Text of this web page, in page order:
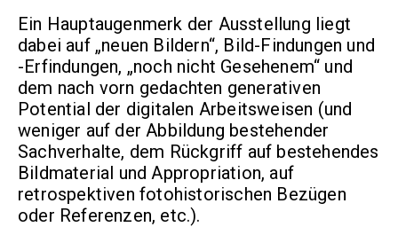
Ein Hauptaugenmerk der Ausstellung liegt
dabei auf „neuen Bildern“, Bild-Findungen und
-Erfindungen, „noch nicht Gesehenem“ und
dem nach vorn gedachten generativen
Potential der digitalen Arbeitsweisen (und
weniger auf der Abbildung bestehender
Sachverhalte, dem Rückgriff auf bestehendes
Bildmaterial und Appropriation, auf
retrospektiven fotohistorischen Bezügen
oder Referenzen, etc.).